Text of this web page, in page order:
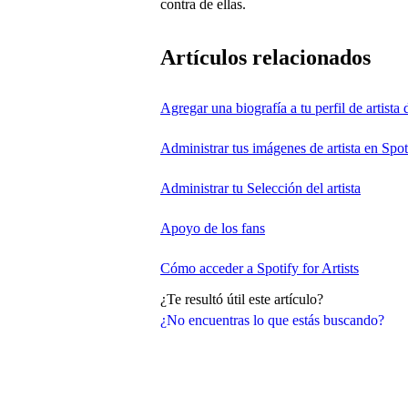
¿No encuentras lo que estás buscando?
contra de ellas.
Artículos relacionados
Agregar una biografía a tu perfil de artista
Administrar tus imágenes de artista en
Administrar tu Selección del artista
Apoyo de los fans
Cómo acceder a Spotify for Artists
¿Te resultó útil este artículo?